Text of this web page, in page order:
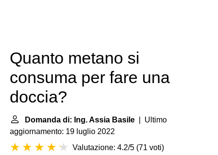
Quanto metano si
consuma per fare una
doccia?
Domanda di: Ing. Assia Basile | Ultimo
aggiornamento: 19 luglio 2022
Valutazione: 4.2/5 (71 voti)